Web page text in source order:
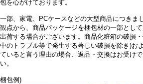
包を心がけております。
一部、家電、PCケースなどの大型商品につきま
観点から、商品パッケージを梱包材の一部とし
出荷する場合がございます。商品化粧箱の破損
中のトラブル等で発生する著しい破損を除き)お
ていると言う理由の場合、返品・交換はお受け
い。
梱包例)